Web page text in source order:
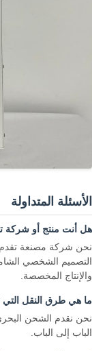
الأسئلة المتداولة
هل أنت منتج أو شركة
نحن شركة مصنعة تقدم
التصميم الشخصي
والإنتاج المخصصة.
ما هي طرق النقل التي
نحن نقدم الشحن
الباب إلى الباب.